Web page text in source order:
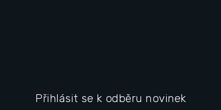
Přihlásit se k odběru novinek